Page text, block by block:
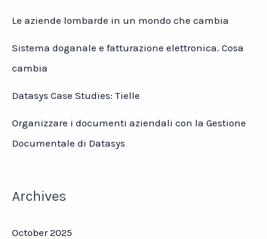
Le aziende lombarde in un mondo che cambia
Sistema doganale e fatturazione elettronica. Cosa
cambia
Datasys Case Studies: Tielle
Organizzare i documenti aziendali con la Gestione
Documentale di Datasys
Archives
October 2025